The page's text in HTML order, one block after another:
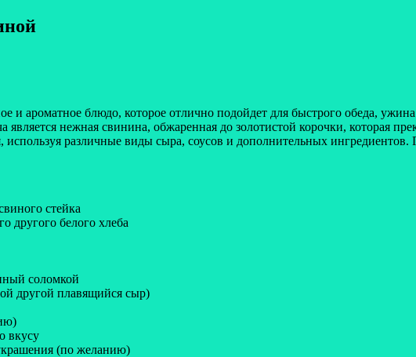
ароматное блюдо, которое отлично подойдет для быстрого обеда, ужина
является нежная свинина, обжаренная до золотистой корочки, которая
различные виды сыра, соусов и дополнительных
стейка
другого белого хлеба
соломкой
другой плавящийся сыр)
вкусу
(по желанию)